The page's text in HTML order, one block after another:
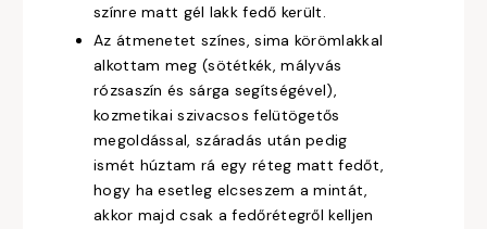
színre matt gél lakk fedő került.
Az átmenetet színes, sima körömlakkal
alkottam meg (sötétkék, mályvás
rózsaszín és sárga segítségével),
kozmetikai szivacsos felütögetős
megoldással, száradás után pedig
ismét húztam rá egy réteg matt fedőt,
hogy ha esetleg elcseszem a mintát,
akkor majd csak a fedőrétegről kelljen